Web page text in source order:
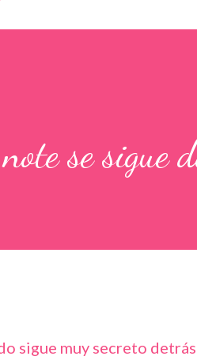
se sigue
sigue muy secreto